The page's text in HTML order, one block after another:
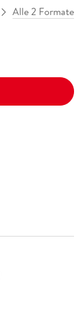
Alle 2 Formate